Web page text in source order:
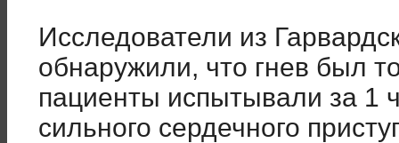
Исследователи из
обнаружили, что гнев был
пациенты испытывали за 1
сильного сердечного